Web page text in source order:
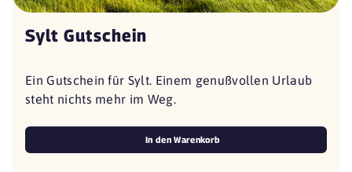
Sylt Gutschein
Ein Gutschein für Sylt. Einem genußvollen Urlaub
steht nichts mehr im Weg.
In den Warenkorb